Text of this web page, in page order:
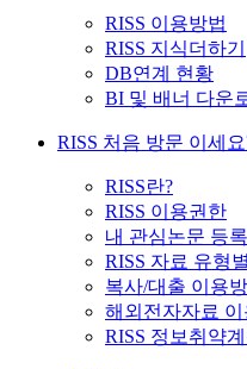
RISS 이용방법
RISS 지식더하기
DB연계 현황
BI 및 배너 다운
RISS 처음 방문 이세
RISS란?
RISS 이용권한
내 관심논문 등
RISS 자료 유형
복사/대출 이용
해외전자자료 이
RISS 정보취약